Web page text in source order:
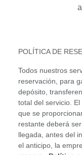
POLÍTICA DE
Todos nuestros
reservación, para
depósito,
total del servicio.
que se
restante deberá
llegada, antes del
el anticipo, la